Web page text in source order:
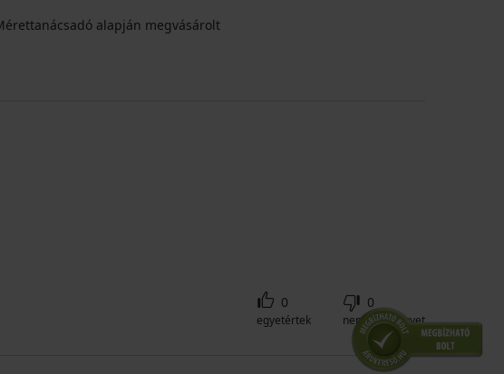
alapján megvásárolt
0
egyetértek
0
nem értek egyet